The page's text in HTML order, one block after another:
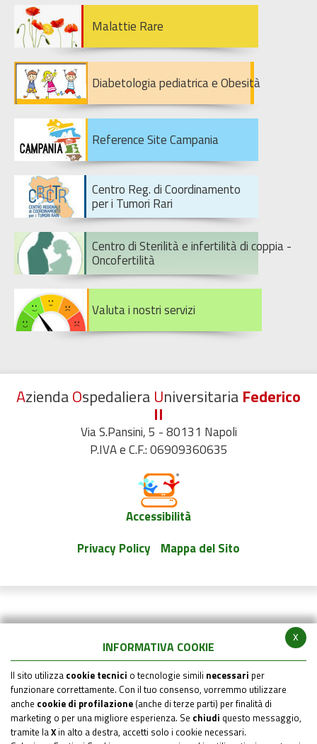
x
INFORMATIVA COOKIE
Il sito utilizza cookie tecnici o tecnologie simili necessari per
funzionare correttamente. Con il tuo consenso, vorremmo utilizzare
anche cookie di profilazione (anche di terze parti) per finalità di
marketing o per una migliore esperienza. Se chiudi questo messaggio,
tramite laX in alto a destra, accetti solo i cookie necessari.
Malattie Rare
Diabetologia pediatrica e Obesità
Reference Site Campania
Centro Reg. di Coordinamento
per i Tumori Rari
Centro di Sterilità e infertilità di coppia -
Oncofertilità
Valuta i nostri servizi
AziendaOspedaliera Universitaria Federico
II
Via S.Pansini, 5 - 80131 Napoli
P.IVA e C.F.: 06909360635
Accessibilità
Privacy Policy Mappa del Sito